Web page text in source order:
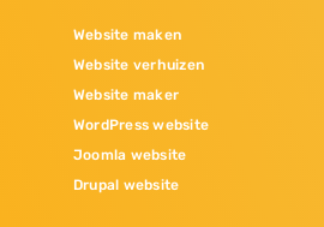
Website maken
Website verhuizen
Website maker
WordPress website
Joomla website
Drupal website